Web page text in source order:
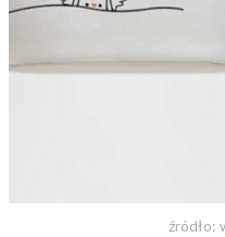
źródło: